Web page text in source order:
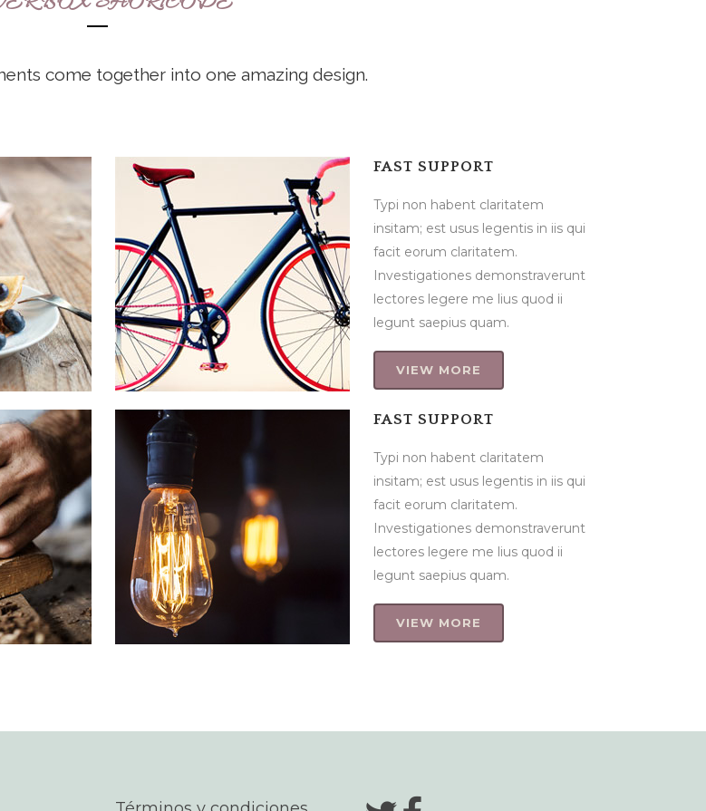
come together into one amazing design.
in iis qui
quod ii
OUR SERVICES
Typi non habent claritatem
insitam; est usus legentis in iis qui
facit eorum claritatem.
Investigationes demonstraverunt
lectores legere me lius quod ii
legunt saepius quam.
VIEW MORE
FAST SUPPORT
Typi non habent claritatem
insitam; est usus legentis in iis qui
facit eorum claritatem.
Investigationes demonstraverunt
lectores legere me lius quod ii
legunt saepius quam.
VIEW MORE
in iis qui
quod ii
OUR SERVICES
Typi non habent claritatem
insitam; est usus legentis in iis qui
facit eorum claritatem.
Investigationes demonstraverunt
lectores legere me lius quod ii
legunt saepius quam.
VIEW MORE
FAST SUPPORT
Typi non habent claritatem
insitam; est usus legentis in iis qui
facit eorum claritatem.
Investigationes demonstraverunt
lectores legere me lius quod ii
legunt saepius quam.
VIEW MORE